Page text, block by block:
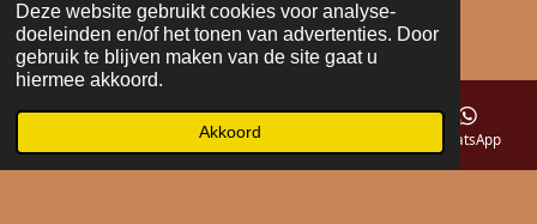
Deze website gebruikt cookies voor analyse-
doeleinden en/of het tonen van advertenties. Door
gebruik te blijven maken van de site gaat u
hiermee akkoord.
Akkoord
Telefoonnummer WhatsApp